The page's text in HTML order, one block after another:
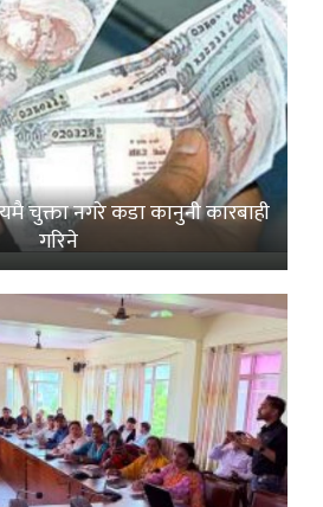
चुक्ता नगरे कडा कानुनी कारबाही
गरिने